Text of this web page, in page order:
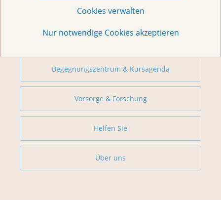
Cookies verwalten
Nur notwendige Cookies akzeptieren
Weitere Themen
Beratung
Begegnungszentrum & Kursagenda
Vorsorge & Forschung
Helfen Sie
Über uns